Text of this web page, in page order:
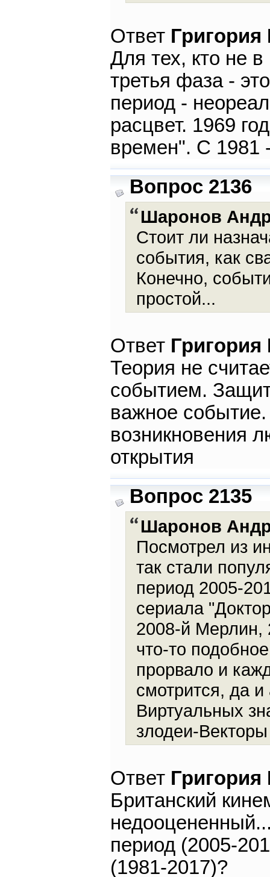
Ответ
Для тех, кто не
третья фаза -
период -
расцвет. 1969
времен". С 1981
Вопрос 2136
Шаронов
Стоит ли
события, как
Конечно,
простой...
Ответ
Теория не
событием.
важное
возникновения
открытия
Вопрос 2135
Шаронов
Посмотрел из
так стали
период 2005-
сериала
2008-й Мерлин,
что-то
прорвало и
смотрится, да
Виртуальных
злодеи-Векторы
Ответ
Британский
период (2005-
(1981-2017)?